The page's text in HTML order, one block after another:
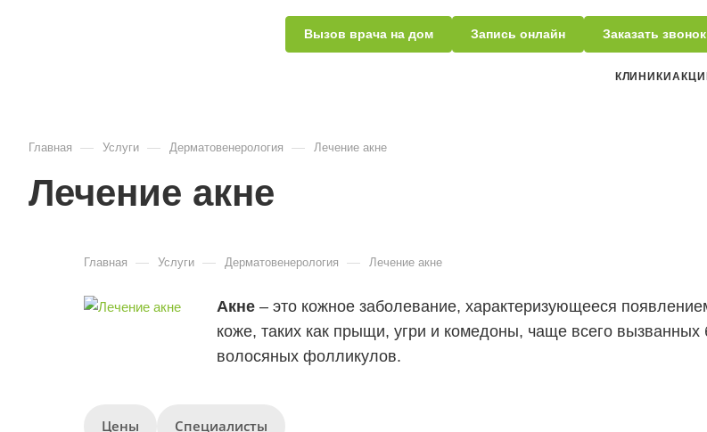
Вызов врача на дом Запись онлайн Заказать звонок
КЛИНИКИ
Главная — Услуги — Дерматовенерология — Лечение акне
Лечение акне
Главная — Услуги — Дерматовенерология — Лечение акне
Акне – это кожное заболевание, характеризующееся
коже, таких как прыщи, угри и комедоны, чаще всего
волосяных фолликулов.
Цены Специалисты